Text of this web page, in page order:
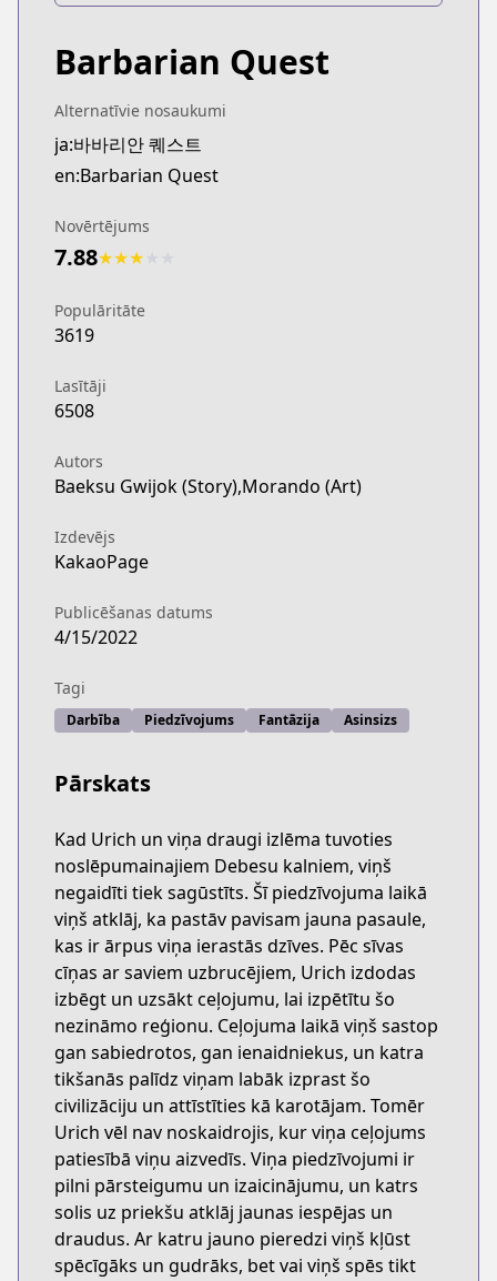
https://page.kakao.com/home?seriesId=57943457
Barbarian Quest
Alternatīvie nosaukumi
ja:바바리안 퀘스트
en:Barbarian Quest
Novērtējums
7.88★★★
Populāritāte
3619
Lasītāji
6508
Autors
Baeksu Gwijok (Story),Morando (Art)
Izdevējs
KakaoPage
Publicēšanas datums
4/15/2022
Tagi
Darbība Piedzīvojums Fantāzija Asinsizs
Pārskats
Kad Urich un viņa draugi izlēma tuvoties
noslēpumainajiem Debesu kalniem, viņš
negaidīti tiek sagūstīts. Šī piedzīvojuma laikā
viņš atklāj, ka pastāv pavisam jauna pasaule,
kas ir ārpus viņa ierastās dzīves. Pēc sīvas
cīņas ar saviem uzbrucējiem, Urich izdodas
izbēgt un uzsākt ceļojumu, lai izpētītu šo
nezināmo reģionu. Ceļojuma laikā viņš sastop
gan sabiedrotos, gan ienaidniekus, un katra
tikšanās palīdz viņam labāk izprast šo
civilizāciju un attīstīties kā karotājam. Tomēr
Urich vēl nav noskaidrojis, kur viņa ceļojums
patiesībā viņu aizvedīs. Viņa piedzīvojumi ir
pilni pārsteigumu un izaicinājumu, un katrs
solis uz priekšu atklāj jaunas iespējas un
draudus. Ar katru jauno pieredzi viņš kļūst
spēcīgāks un gudrāks, bet vai viņš spēs tikt